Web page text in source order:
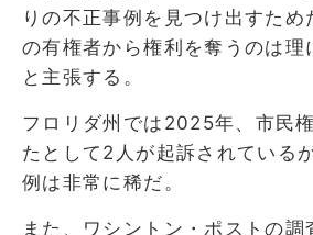
りの不正事例を見つけ出すため
の有権者から権利を奪うのは理
と主張する。
フロリダ州では2025年、市民
たとして2人が起訴されている
例は非常に稀だ。
また、ワシントン・ポストの